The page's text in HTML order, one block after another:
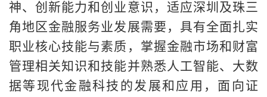
神、创新能力和创业意识，适应深圳及珠三
角地区金融服务业发展需要，具有全面扎实
职业核心技能与素质，掌握金融市场和财富
管理相关知识和技能并熟悉人工智能、大数
据等现代金融科技的发展和应用，面向证